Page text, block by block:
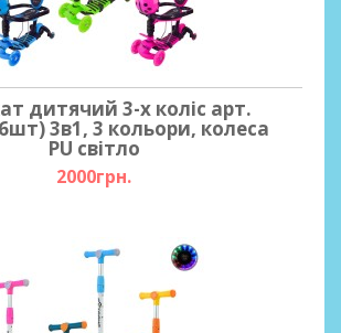
дитячий 3-х коліс арт.
3в1, 3 кольори, колеса
PU світло
2000грн.